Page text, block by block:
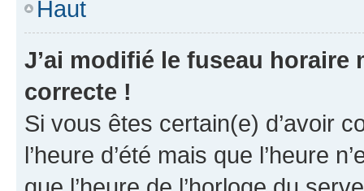
Haut
J’ai modifié le fuseau horaire
correcte !
Si vous êtes certain(e) d’avoir
l’heure d’été mais que l’heure